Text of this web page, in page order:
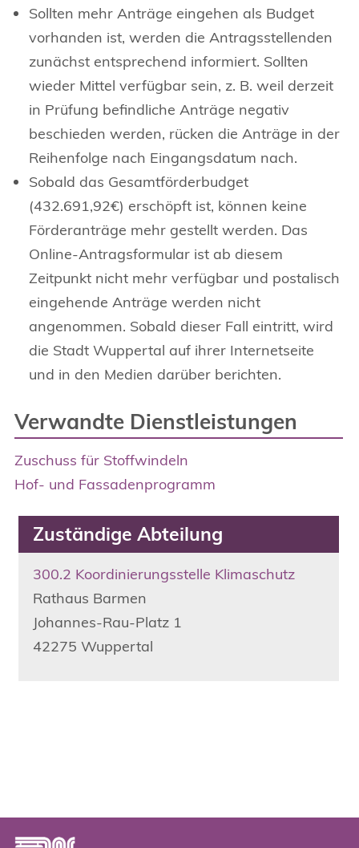
Sollten mehr Anträge eingehen als Budget
vorhanden ist, werden die Antragsstellenden
zunächst entsprechend informiert. Sollten
wieder Mittel verfügbar sein, z. B. weil derzeit
in Prüfung befindliche Anträge negativ
beschieden werden, rücken die Anträge in der
Reihenfolge nach Eingangsdatum nach.
Sobald das Gesamtförderbudget
(432.691,92€) erschöpft ist, können keine
Förderanträge mehr gestellt werden. Das
Online‐Antragsformular ist ab diesem
Zeitpunkt nicht mehr verfügbar und postalisch
eingehende Anträge werden nicht
angenommen. Sobald dieser Fall eintritt, wird
die Stadt Wuppertal auf ihrer Internetseite
und in den Medien darüber berichten.
Verwandte Dienstleistungen
Zuschuss für Stoffwindeln
Hof- und Fassadenprogramm
Zuständige Abteilung
300.2 Koordinierungsstelle Klimaschutz
Rathaus Barmen
Johannes-Rau-Platz 1
42275 Wuppertal
Footer